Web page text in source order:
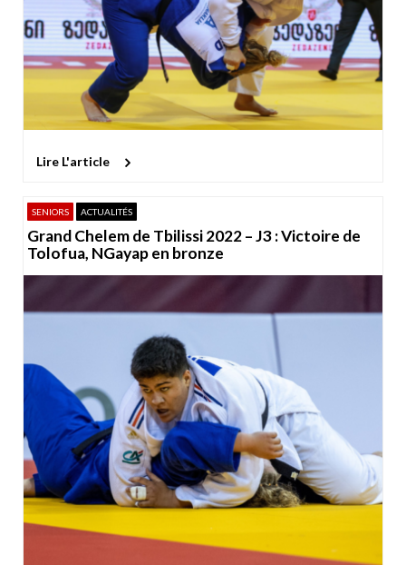
Lire L'article
SENIORS ACTUALITÉS
Grand Chelem de Tbilissi 2022 – J3 : Victoire de
Tolofua, NGayap en bronze